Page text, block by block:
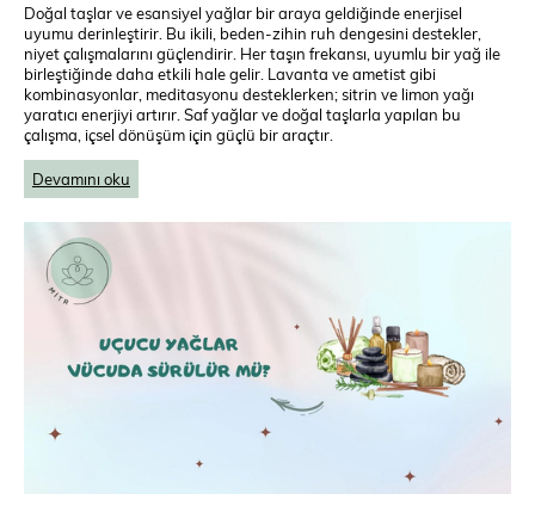
Doğal taşlar ve esansiyel yağlar bir araya geldiğinde enerjisel
uyumu derinleştirir. Bu ikili, beden-zihin ruh dengesini destekler,
niyet çalışmalarını güçlendirir. Her taşın frekansı, uyumlu bir yağ ile
birleştiğinde daha etkili hale gelir. Lavanta ve ametist gibi
kombinasyonlar, meditasyonu desteklerken; sitrin ve limon yağı
yaratıcı enerjiyi artırır. Saf yağlar ve doğal taşlarla yapılan bu
çalışma, içsel dönüşüm için güçlü bir araçtır.
Devamını oku